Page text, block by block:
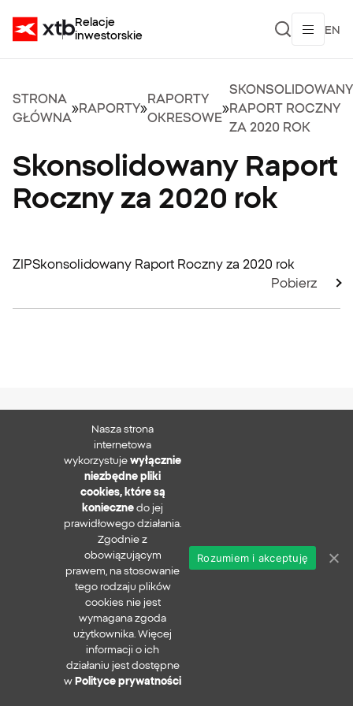
Relacje
inwestorskie
EN
STRONA
GŁÓWNA
»RAPORTY»
RAPORTY
OKRESOWE
»
SKONSOLIDOWANY
RAPORT ROCZNY
ZA 2020 ROK
Skonsolidowany Raport
Roczny za 2020 rok
ZIPSkonsolidowany Raport Roczny za 2020 rok
Pobierz
XTB S.A.
Zapisz się do newslettera
Copyright ©2026
Wszystkie prawa zastrzeżone
Polityka prywatności
Zgłaszanie nadużyć
Bezpieczeństwo w sieci
Nasza strona
internetowa
wykorzystuje wyłącznie
niezbędne pliki
cookies, które są
konieczne do jej
prawidłowego działania.
Zgodnie z
obowiązującym
prawem, na stosowanie
tego rodzaju plików
cookies nie jest
wymagana zgoda
użytkownika. Więcej
informacji o ich
działaniu jest dostępne
w Polityce prywatności
Rozumiem i akceptuję